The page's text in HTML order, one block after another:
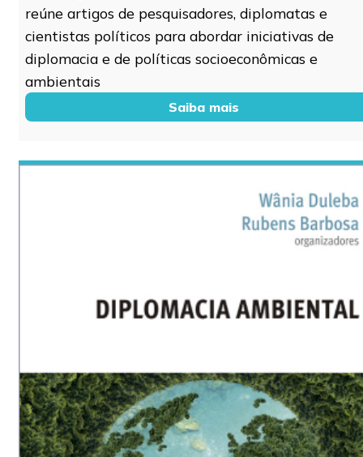
reúne artigos de pesquisadores, diplomatas e
cientistas políticos para abordar iniciativas de
diplomacia e de políticas socioeconômicas e
ambientais
Saiba mais